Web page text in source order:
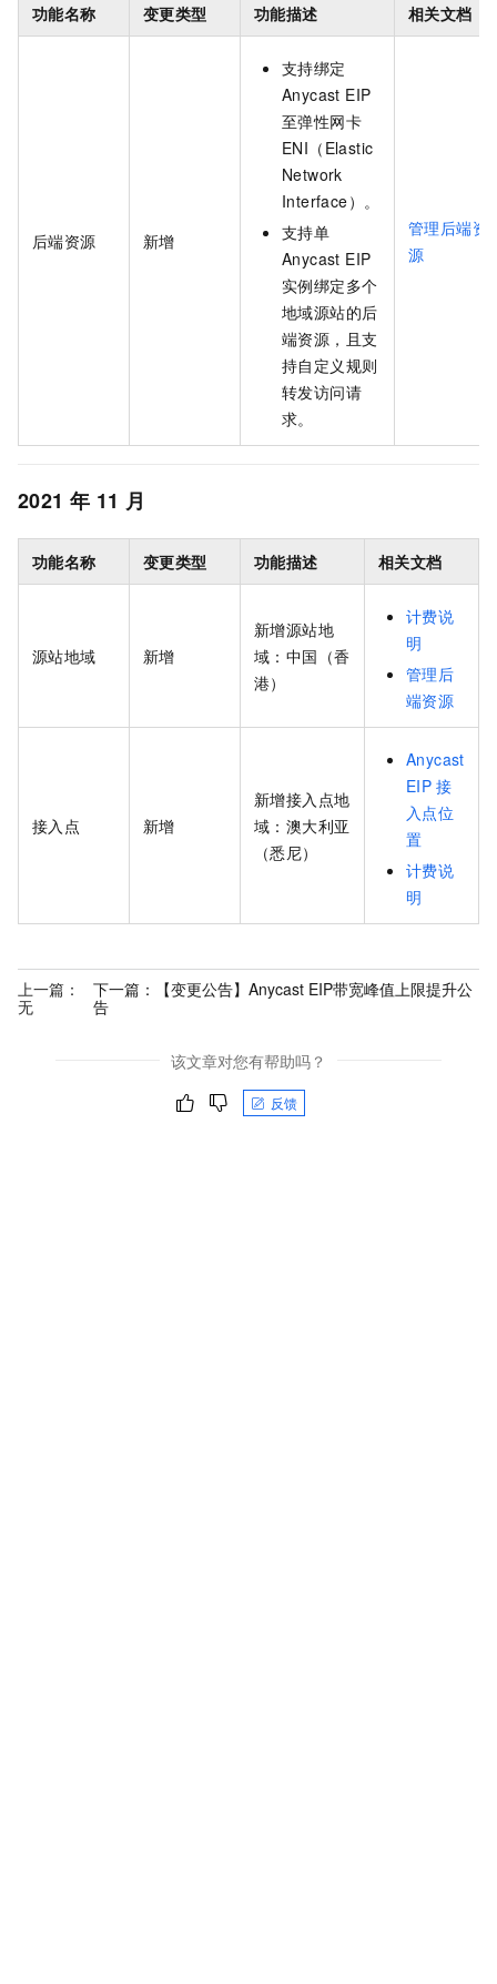
功能名称 变更类型 功能描述 相关文档
后端资源 新增
支持绑定
Anycast EIP
至弹性网卡
ENI（Elastic
Network
Interface）。
支持单
Anycast EIP
实例绑定多个
地域源站的后
端资源，且支
持自定义规则
转发访问请
求。
管理后端资
源
2021 年 11 月
功能名称 变更类型 功能描述 相关文档
源站地域 新增
新增源站地
域：中国（香
港）
计费说
明
管理后
端资源
接入点 新增
新增接入点地
域：澳大利亚
（悉尼）
Anycast
EIP 接
入点位
置
计费说
明
上一篇：
无
下一篇：
【变更公告】Anycast EIP带宽峰值上限提升公
告
该文章对您有帮助吗？
反馈